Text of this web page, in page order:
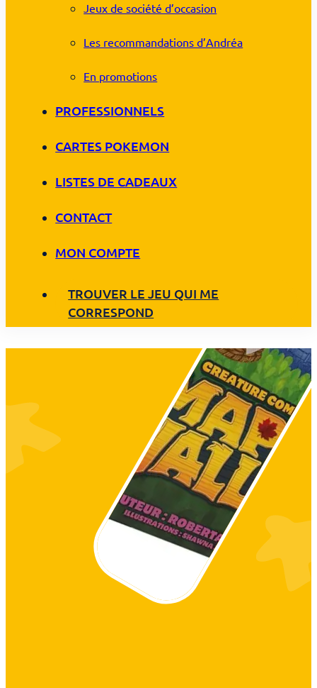
Jeux de société d’occasion
Les recommandations d’Andréa
En promotions
PROFESSIONNELS
CARTES POKEMON
LISTES DE CADEAUX
CONTACT
MON COMPTE
TROUVER LE JEU QUI ME
CORRESPOND